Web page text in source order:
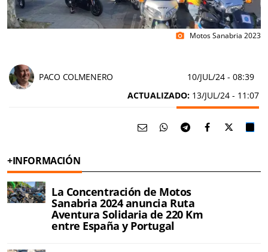
photo_camera Motos Sanabria 2023
PACO COLMENERO 10/JUL/24 - 08:39
ACTUALIZADO: 13/JUL/24 - 11:07
+INFORMACIÓN
La Concentración de Motos
Sanabria 2024 anuncia Ruta
Aventura Solidaria de 220 Km
entre España y Portugal